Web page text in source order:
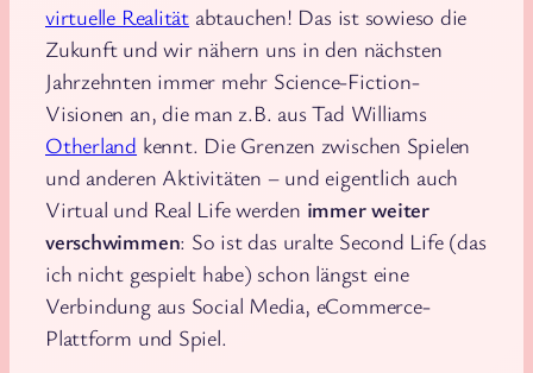
virtuelle Realität abtauchen! Das ist sowieso die
Zukunft und wir nähern uns in den nächsten
Jahrzehnten immer mehr Science-Fiction-
Visionen an, die man z.B. aus Tad Williams
Otherland kennt. Die Grenzen zwischen Spielen
und anderen Aktivitäten – und eigentlich auch
Virtual und Real Life werden immer weiter
verschwimmen: So ist das uralte Second Life (das
ich nicht gespielt habe) schon längst eine
Verbindung aus Social Media, eCommerce-
Plattform und Spiel.